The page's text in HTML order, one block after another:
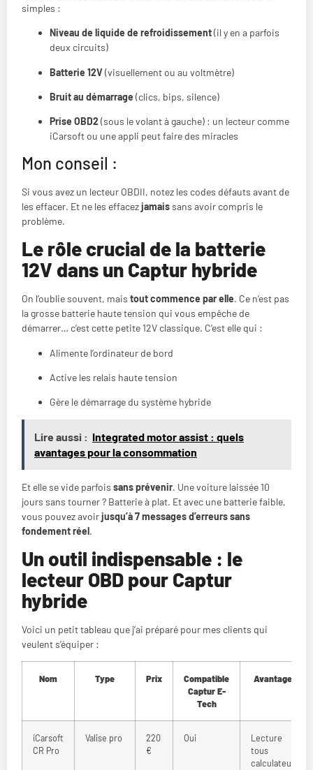
simples :
Niveau de liquide de refroidissement(il y en a parfois
deux circuits)
Batterie 12V(visuellement ou au voltmètre)
Bruit au démarrage (clics, bips, silence)
Prise OBD2(sous le volant à gauche) : un lecteur comme
iCarsoft ou une appli peut faire des miracles
Mon conseil :
Si vous avez un lecteur OBDII, notez les codes défauts avant de
les effacer. Et ne les effacezjamaissans avoir compris le
problème.
Le rôle crucial de la batterie
12V dans un Captur hybride
On l’oublie souvent, mais tout commence par elle. Ce n’est pas
la grosse batterie haute tension qui vous empêche de
démarrer… c’est cette petite 12V classique. C’est elle qui :
Alimente l’ordinateur de bord
Active les relais haute tension
Gère le démarrage du système hybride
Lire aussi : Integrated motor assist : quels
avantages pour la consommation
Et elle se vide parfois sans prévenir. Une voiture laissée 10
jours sans tourner ? Batterie à plat. Et avec une batterie faible,
vous pouvez avoirjusqu’à 7 messages d’erreurs sans
fondement réel.
Un outil indispensable : le
lecteur OBD pour Captur
hybride
Voici un petit tableau que j’ai préparé pour mes clients qui
veulent s’équiper :
Nom Type Prix
Compatible
Captur E-
Tech
Avantages
iCarsoft
CR Pro
Valise pro
220
€
Oui
Lecture
tous
calculateurs